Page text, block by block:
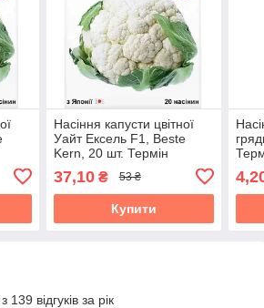
Насіння капусти цвітної
Уайт Ексель F1, Beste
Kern, 20 шт. Термін
придатності до 31.10.2026
37,10₴ 53 ₴
Купити
відгуків за рік